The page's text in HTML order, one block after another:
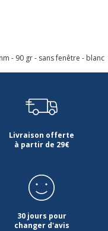
- 90 gr - sans fenêtre - blanc
Livraison offerte
à partir de 29€
30 jours pour
changer d'avis